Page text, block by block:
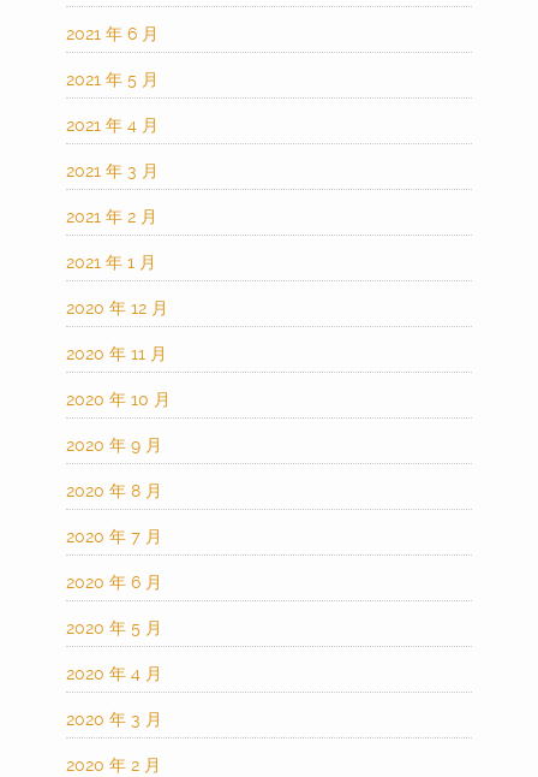
2021 年 6 月
2021 年 5 月
2021 年 4 月
2021 年 3 月
2021 年 2 月
2021 年 1 月
2020 年 12 月
2020 年 11 月
2020 年 10 月
2020 年 9 月
2020 年 8 月
2020 年 7 月
2020 年 6 月
2020 年 5 月
2020 年 4 月
2020 年 3 月
2020 年 2 月